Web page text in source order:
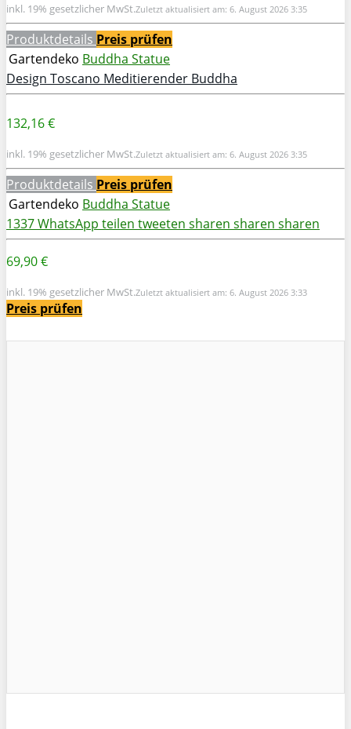
inkl. 19% gesetzlicher MwSt.Zuletzt aktualisiert am: 6. August 2026 3:35
Produktdetails Preis prüfen
Gartendeko Buddha Statue
Design Toscano Meditierender Buddha
132,16 €
inkl. 19% gesetzlicher MwSt.Zuletzt aktualisiert am: 6. August 2026 3:35
Produktdetails Preis prüfen
Gartendeko Buddha Statue
1337WhatsApp teilen tweeten sharen sharen sharen
69,90 €
inkl. 19% gesetzlicher MwSt.Zuletzt aktualisiert am: 6. August 2026 3:33
Preis prüfen